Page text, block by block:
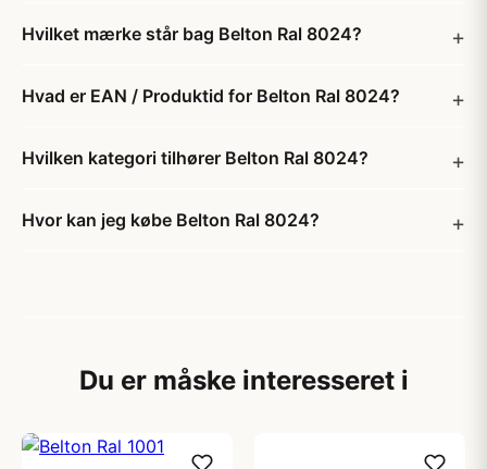
Hvilket mærke står bag Belton Ral 8024?
Hvad er EAN / Produktid for Belton Ral 8024?
Hvilken kategori tilhører Belton Ral 8024?
Hvor kan jeg købe Belton Ral 8024?
Du er måske interesseret i